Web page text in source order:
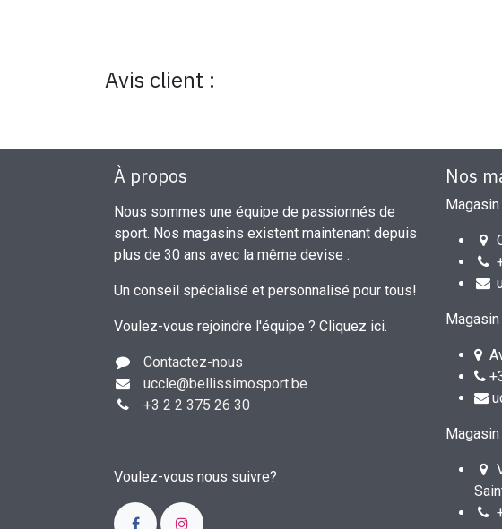
Avis client :
Nos
À propos
Nous sommes une équipe de passionnés de
sport. Nos magasins existent maintenant depuis
plus de 30 ans avec la même devise :
Un conseil spécialisé et personnalisé pour tous!
Voulez-vous rejoindre l'équipe ? Cliquez ici.
Contactez-nous
uccle@bellissimosport.be
+3 2 2 375 26 30
Voulez-vous nous suivre?